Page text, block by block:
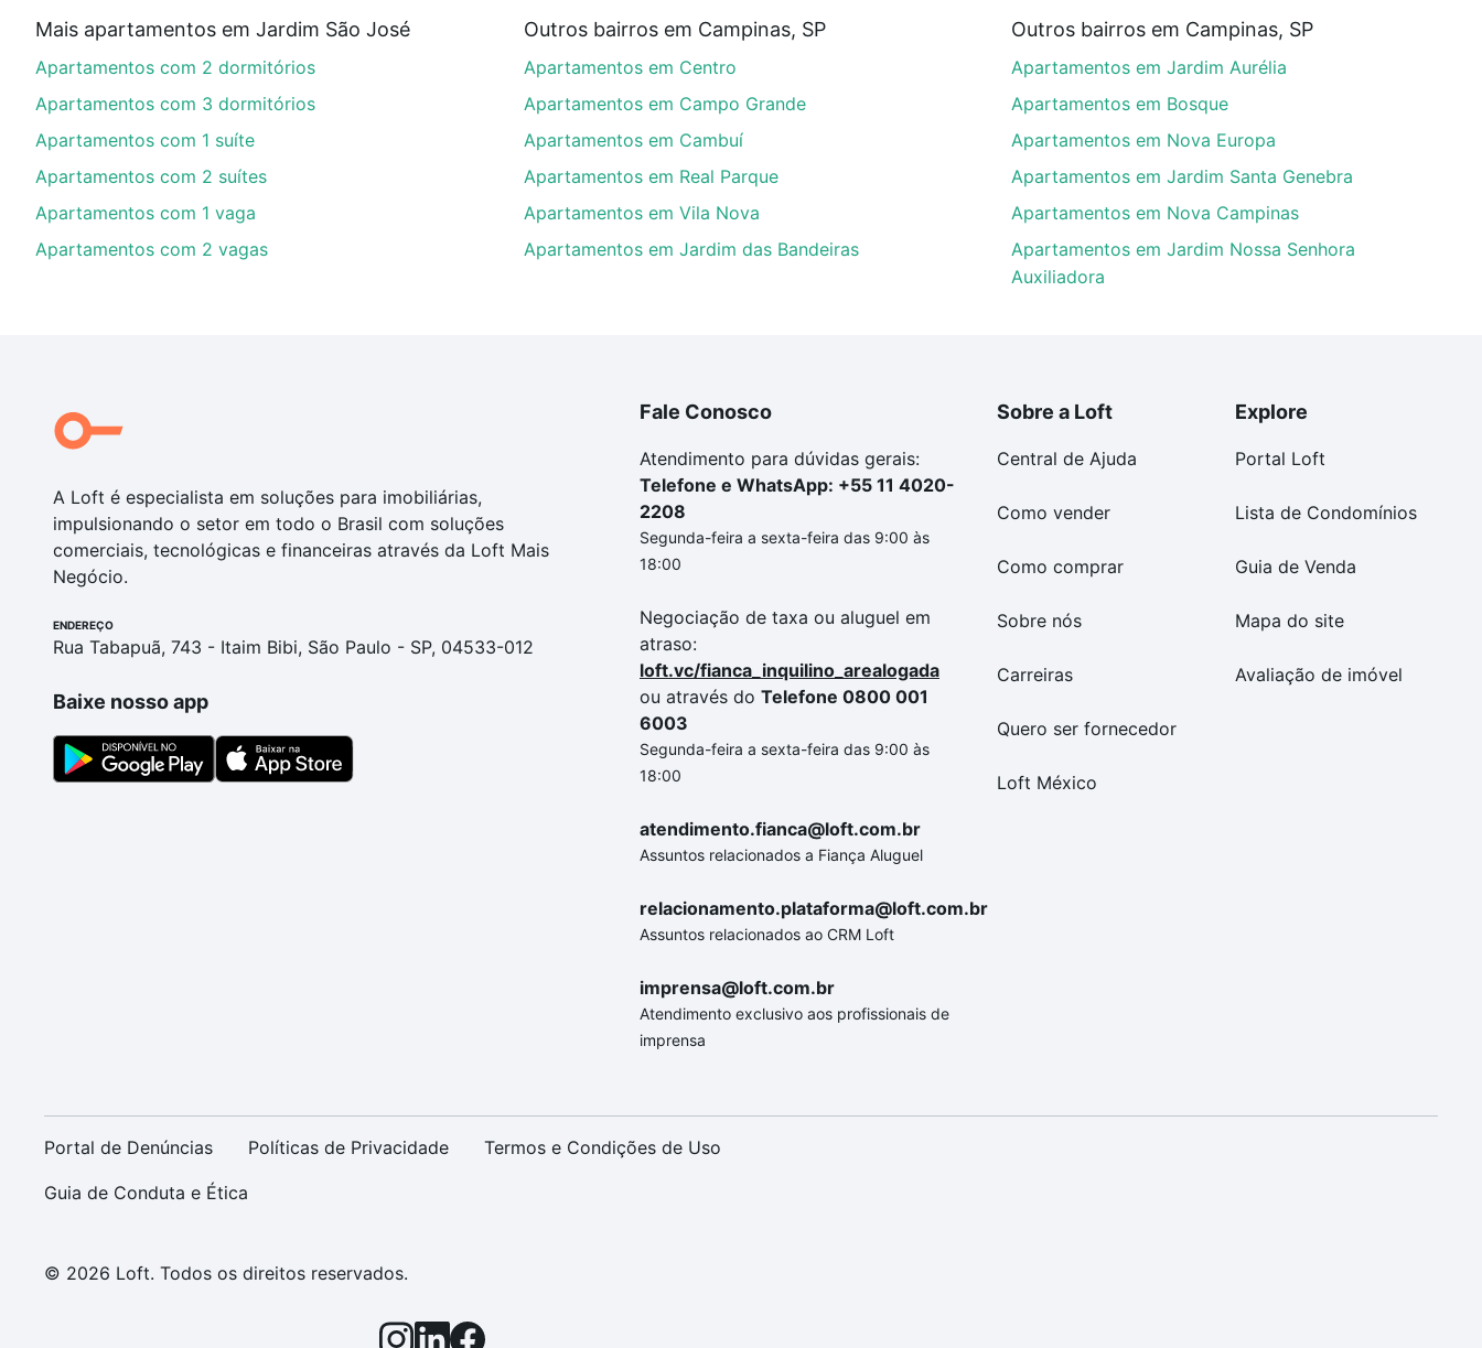
Aqui na Loft temos a oferta ideal para você, com Apartamentos com 1 banheiro à venda em Jardim São José, Campinas, SP que custam a partir de R$ 0 e com nossas
opções de financiamento imobiliário as parcelas podem se adequar ao seu orçamento. Se ainda tem alguma dúvida dos custos envolvidos no processo de compra,
veja em nosso portal quanto custa comprar um apartamento e conte com a gente para comprar o imóvel dos seus sonhos com segurança e conforto. Loft, com você
Mais apartamentos em Jardim São José
Apartamentos com 2 dormitórios
Apartamentos com 3 dormitórios
Apartamentos com 1 suíte
Apartamentos com 2 suítes
Apartamentos com 1 vaga
Apartamentos com 2 vagas
Outros bairros em Campinas, SP
Apartamentos em Centro
Apartamentos em Campo Grande
Apartamentos em Cambuí
Apartamentos em Real Parque
Apartamentos em Vila Nova
Apartamentos em Jardim das Bandeiras
Outros bairros em Campinas, SP
Apartamentos em Jardim Aurélia
Apartamentos em Bosque
Apartamentos em Nova Europa
Apartamentos em Jardim Santa Genebra
Apartamentos em Nova Campinas
Apartamentos em Jardim Nossa Senhora
Auxiliadora
A Loft é especialista em soluções para imobiliárias,
impulsionando o setor em todo o Brasil com soluções
comerciais, tecnológicas e financeiras através da Loft Mais
Negócio.
ENDEREÇO
Rua Tabapuã, 743 - Itaim Bibi, São Paulo - SP, 04533-012
Baixe nosso app
Fale Conosco
Atendimento para dúvidas gerais:
Telefone e WhatsApp: +55 11 4020-
2208
Segunda-feira a sexta-feira das 9:00 às
18:00
Negociação de taxa ou aluguel em
atraso:
loft.vc/fianca_inquilino_arealogada
ou através do Telefone 0800 001
6003
Segunda-feira a sexta-feira das 9:00 às
18:00
atendimento.fianca@loft.com.br
Assuntos relacionados a Fiança Aluguel
relacionamento.plataforma@loft.com.br
Assuntos relacionados ao CRM Loft
imprensa@loft.com.br
Atendimento exclusivo aos profissionais de
imprensa
Sobre a Loft
Central de Ajuda
Como vender
Como comprar
Sobre nós
Carreiras
Quero ser fornecedor
Loft México
Explore
Portal Loft
Lista de Condomínios
Guia de Venda
Mapa do site
Avaliação de imóvel
Portal de Denúncias Políticas de Privacidade Termos e Condições de Uso
Guia de Conduta e Ética
© 2026 Loft. Todos os direitos reservados.